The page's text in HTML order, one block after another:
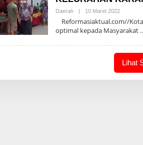
Daerah | 10 Maret 2022Oleh
Reformasiaktual.com//
optimal kepada Masyarakat
Lihat